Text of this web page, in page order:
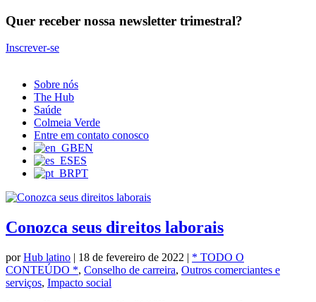
Quer receber nossa newsletter trimestral?
Inscrever-se
Sobre nós
The Hub
Saúde
Colmeia Verde
Entre em contato conosco
EN
ES
PT
Conozca seus direitos laborais
porHub latino | 18 de fevereiro de 2022 | * TODO O
CONTEÚDO *, Conselho de carreira, Outros comerciantes e
serviços, Impacto social